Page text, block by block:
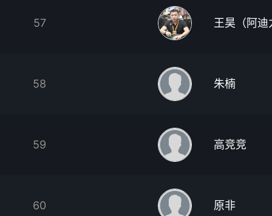
57 王昊（阿迪
58 朱楠
59 高竞竞
60 原非